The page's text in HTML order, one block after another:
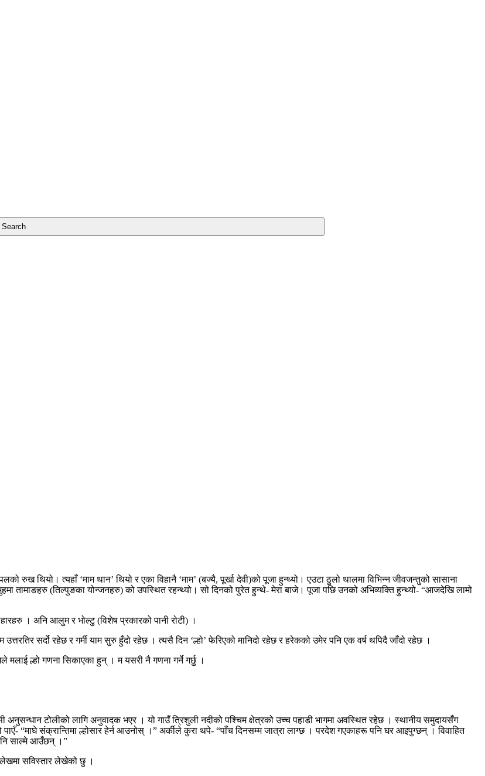
रुख थियो। त्यहाँ ‘माम थान’ थियो र एका विहानै ‘माम’ (बज्यै, पूर्खा देवी)को पूजा हुन्थ्यो। एउटा ठुलो थालमा विभिन्न जीवजन्तुको सासाना
तामाङहरु (तिल्पुङका योन्जनहरु) को उपस्थित रहन्थ्यो। सो दिनको पुरेत हुन्थे- मेरा बाजे। पूजा पछि उनको अभिव्यक्ति हुन्थ्यो- “आजदेखि लामो
। अनि आलुम र भोल्टु (विशेष प्रकारको पानी रोटी) ।
सर्दो रहेछ र गर्मी याम सुरु हुँदो रहेछ । त्यसै दिन ‘ल्हो’ फेरिएको मानिदो रहेछ र हरेकको उमेर पनि एक वर्ष थपिदै जाँदो रहेछ ।
मलाई ल्हो गणना सिकाएका हुन् । म यसरी नै गणना गर्ने गर्छु ।
टोलीको लागि अनुवादक भएर । यो गाउँ त्रिशुली नदीको पश्चिम क्षेत्रको उच्च पहाडी भागमा अवस्थित रहेछ । स्थानीय समुदायसँग
“माघे संक्रान्तिमा ल्होसार हेर्न आउनोस् ।” अर्कीले कुरा थपे- “पाँच दिनसम्म जात्रा लाग्छ । परदेश गएकाहरू पनि घर आइपुग्छन् । विवाहित
साल्मे आउँछन् ।”
सविस्तार लेखेको छु ।